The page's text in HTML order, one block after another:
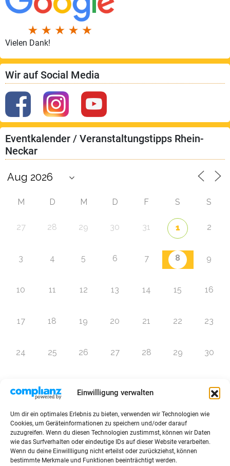
Einwilligung verwalten
Um dir ein optimales Erlebnis zu bieten, verwenden wir Technologien wie
Cookies, um Geräteinformationen zu speichern und/oder darauf
zuzugreifen. Wenn du diesen Technologien zustimmst, können wir Daten
wie das Surfverhalten oder eindeutige IDs auf dieser Website verarbeiten.
Wenn du deine Einwillligung nicht erteilst oder zurückziehst, können
bestimmte Merkmale und Funktionen beeinträchtigt werden.
Vielen Dank!
Wir auf Social Media
Eventkalender / Veranstaltungstipps Rhein-
Neckar
M D M D F S S
27 28 29 30 31 1 2
3 4 5 6 7 8 9
10 11 12 13 14 15 16
17 18 19 20 21 22 23
24 25 26 27 28 29 30
Zur Eventübersicht